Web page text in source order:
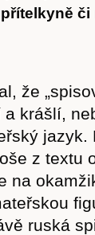
či
že
krášlí,
jazyk.
z textu
na
ruská